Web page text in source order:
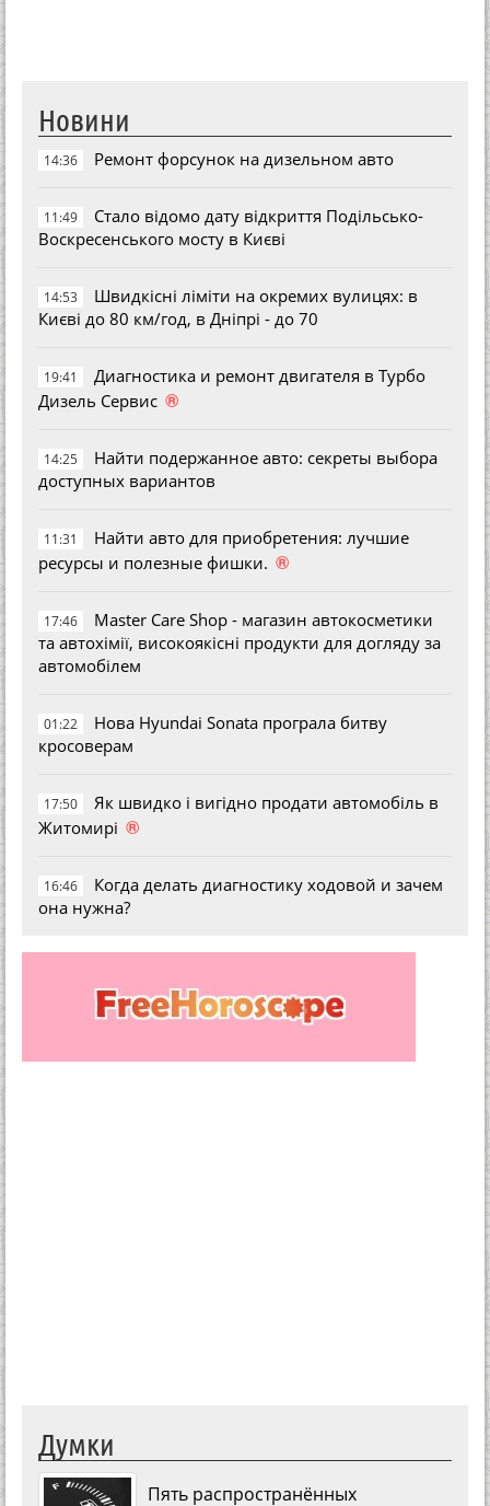
Новини
14:36 Ремонт форсунок на дизельном авто
11:49
Стало відомо дату відкриття Подільсько-
Воскресенського мосту в Києві
14:53
Швидкісні ліміти на окремих вулицях: в
Києві до 80 км/год, в Дніпрі - до 70
19:41
Диагностика и ремонт двигателя в Турбо
Дизель Сервис ®
14:25
Найти подержанное авто: секреты выбора
доступных вариантов
11:31
Найти авто для приобретения: лучшие
ресурсы и полезные фишки. ®
17:46
Master Care Shop - магазин автокосметики
та автохімії, високоякісні продукти для догляду за
автомобілем
01:22
Нова Hyundai Sonata програла битву
кросоверам
17:50
Як швидко і вигідно продати автомобіль в
Житомирі ®
16:46
Когда делать диагностику ходовой и зачем
она нужна?
Думки
Пять распространённых